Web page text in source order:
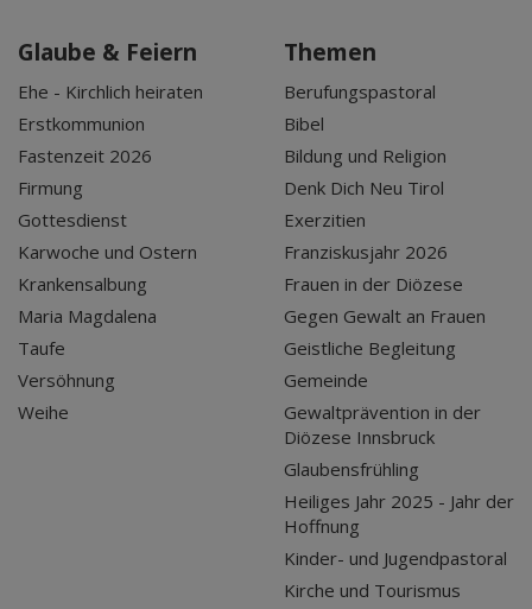
Glaube & Feiern
Ehe - Kirchlich heiraten
Erstkommunion
Fastenzeit 2026
Firmung
Gottesdienst
Karwoche und Ostern
Krankensalbung
Maria Magdalena
Taufe
Versöhnung
Weihe
Themen
Berufungspastoral
Bibel
Bildung und Religion
Denk Dich Neu Tirol
Exerzitien
Franziskusjahr 2026
Frauen in der Diözese
Gegen Gewalt an Frauen
Geistliche Begleitung
Gemeinde
Gewaltprävention in der
Diözese Innsbruck
Glaubensfrühling
Heiliges Jahr 2025 - Jahr der
Hoffnung
Kinder- und Jugendpastoral
Kirche und Tourismus